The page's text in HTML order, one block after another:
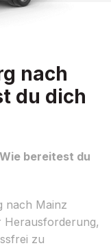
nach
du dich
bereitest du
nach Mainz
Herausforderung,
zu